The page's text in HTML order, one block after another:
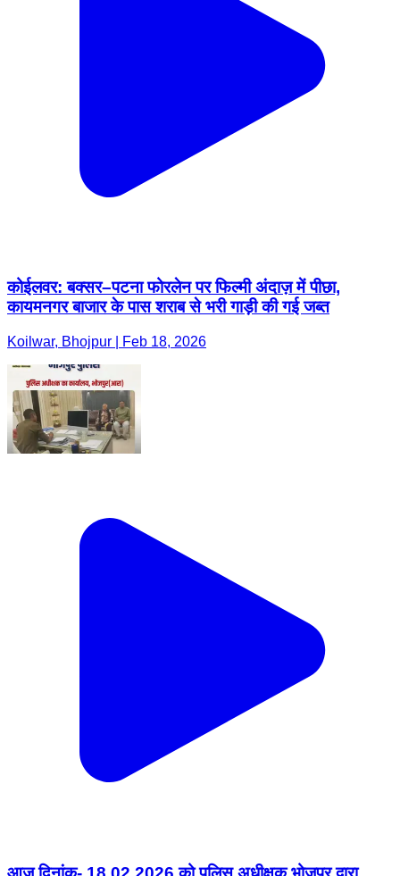
कोईलवर: बक्सर–पटना फोरलेन पर फिल्मी अंदाज़ में पीछा,
कायमनगर बाजार के पास शराब से भरी गाड़ी की गई जब्त
Koilwar, Bhojpur | Feb 18, 2026